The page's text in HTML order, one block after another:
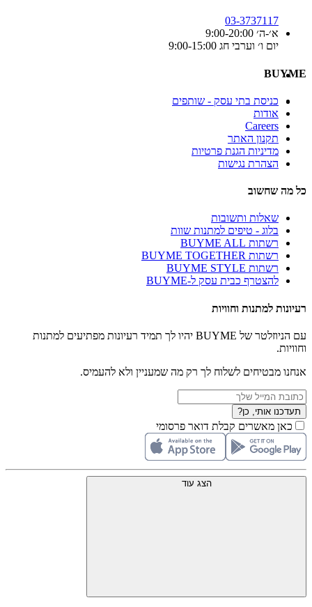
03-3737117
א׳-ה׳ 9:00-20:00
יום ו׳ וערבי חג 9:00-15:00
BUYME
כניסת בתי עסק - שותפים
אודות
Careers
תקנון האתר
מדיניות הגנת פרטיות
הצהרת נגישות
כל מה שחשוב
שאלות ותשובות
בלוג - טיפים למתנות שוות
רשתות BUYME ALL
רשתות BUYME TOGETHER
רשתות BUYME STYLE
להצטרף כבית עסק ל-BUYME
רעיונות למתנות וחוויות
עם הניוזלטר של BUYME יהיו לך תמיד רעיונות מפתיעים למתנות
וחוויות.
אנחנו מבטיחים לשלוח לך רק מה שמעניין ולא להעמיס.
תעדכנו אותי, כן?
כאן מאשרים קבלת דואר פרסומי
הצג עוד